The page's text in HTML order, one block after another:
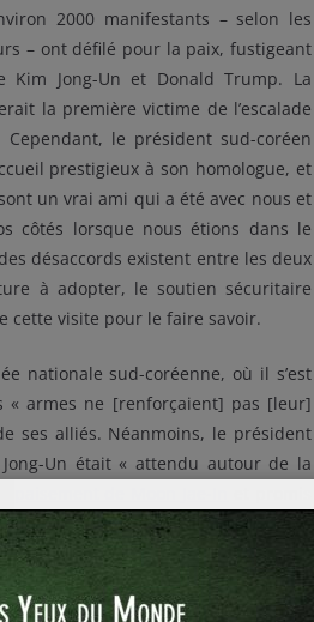
2000 manifestants – selon les
– ont défilé pour la paix, fustigeant
Kim Jong-Un et Donald Trump. La
la première victime de l’escalade
le président sud-coréen
prestigieux à son homologue, et
un vrai ami qui a été avec nous et
côtés lorsque nous étions dans le
désaccords existent entre les deux
à adopter, le soutien sécuritaire
cette visite pour le faire savoir.
nationale sud-coréenne, où il s’est
« armes ne [renforçaient] pas [leur]
ses alliés. Néanmoins, le président
Un était « attendu autour de la
d’une intelligence diplomatique